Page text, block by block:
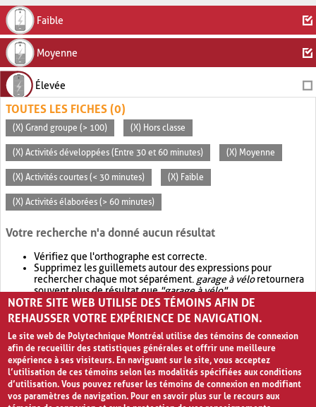
Faible
Moyenne
Élevée
TOUTES LES FICHES (0)
(X) Grand groupe (> 100) (X) Hors classe
(X) Activités développées (Entre 30 et 60 minutes) (X) Moyenne
(X) Activités courtes (< 30 minutes) (X) Faible
(X) Activités élaborées (> 60 minutes)
Votre recherche n'a donné aucun résultat
Vérifiez que l'orthographe est correcte.
Supprimez les guillemets autour des expressions pour
rechercher chaque mot séparément. garage à véloretournera
souvent plus de résultat que"garage à vélo".
Envisagez d'élargir votre recherche avec OR.garage OR vélo
retournera souvent plus de résultat quegarage à vélo
NOTRE SITE WEB UTILISE DES TÉMOINS AFIN DE
REHAUSSER VOTRE EXPÉRIENCE DE NAVIGATION.
Le site web de Polytechnique Montréal utilise des témoins de connexion
afin de recueillir des statistiques générales et offrir une meilleure
expérience à ses visiteurs. En naviguant sur le site, vous acceptez
l’utilisation de ces témoins selon les modalités spécifiées aux conditions
d’utilisation. Vous pouvez refuser les témoins de connexion en modifiant
vos paramètres de navigation. Pour en savoir plus sur le recours aux